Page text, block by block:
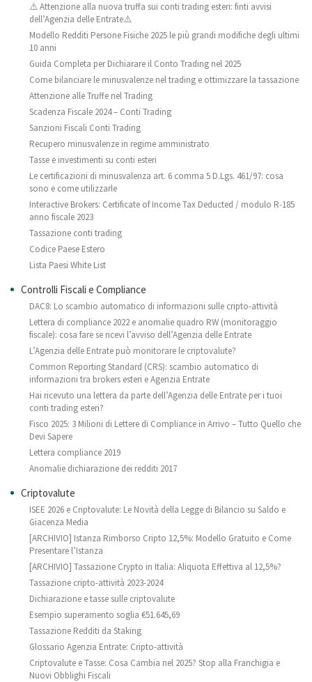
⚠️ Attenzione alla nuova truffa sui conti trading esteri: finti avvisi
dell’Agenzia delle Entrate⚠️
Modello Redditi Persone Fisiche 2025 le più grandi modifiche degli ultimi
10 anni
Guida Completa per Dichiarare il Conto Trading nel 2025
Come bilanciare le minusvalenze nel trading e ottimizzare la tassazione
Attenzione alle Truffe nel Trading
Scadenza Fiscale 2024 – Conti Trading
Sanzioni Fiscali Conti Trading
Recupero minusvalenze in regime amministrato
Tasse e investimenti su conti esteri
Le certificazioni di minusvalenza art. 6 comma 5 D.Lgs. 461/97: cosa
sono e come utilizzarle
Interactive Brokers: Certificate of Income Tax Deducted / modulo R-185
anno fiscale 2023
Tassazione conti trading
Codice Paese Estero
Lista Paesi White List
Controlli Fiscali e Compliance
DAC8: Lo scambio automatico di informazioni sulle cripto-attività
Lettera di compliance 2022 e anomalie quadro RW (monitoraggio
fiscale): cosa fare se ricevi l’avviso dell’Agenzia delle Entrate
L’Agenzia delle Entrate può monitorare le criptovalute?
Common Reporting Standard (CRS): scambio automatico di
informazioni tra brokers esteri e Agenzia Entrate
Hai ricevuto una lettera da parte dell’Agenzia delle Entrate per i tuoi
conti trading esteri?
Fisco 2025: 3 Milioni di Lettere di Compliance in Arrivo – Tutto Quello che
Devi Sapere
Lettera compliance 2019
Anomalie dichiarazione dei redditi 2017
Criptovalute
ISEE 2026 e Criptovalute: Le Novità della Legge di Bilancio su Saldo e
Giacenza Media
[ARCHIVIO] Istanza Rimborso Cripto 12,5%: Modello Gratuito e Come
Presentare l’Istanza
[ARCHIVIO] Tassazione Crypto in Italia: Aliquota Effettiva al 12,5%?
Tassazione cripto-attività 2023-2024
Dichiarazione e tasse sulle criptovalute
Esempio superamento soglia €51.645,69
Tassazione Redditi da Staking
Glossario Agenzia Entrate: Cripto-attività
Criptovalute e Tasse: Cosa Cambia nel 2025? Stop alla Franchigia e
Nuovi Obblighi Fiscali